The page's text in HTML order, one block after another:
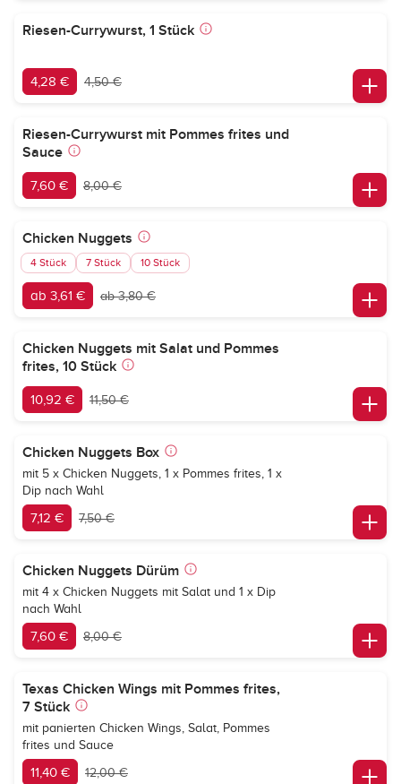
Riesen-Currywurst, 1 Stück
4,28 € 4,50 €
Riesen-Currywurst mit Pommes frites und
Sauce
7,60 € 8,00 €
Chicken Nuggets
4 Stück 7 Stück 10 Stück
ab 3,61 € ab 3,80 €
Chicken Nuggets mit Salat und Pommes
frites, 10 Stück
10,92 € 11,50 €
Chicken Nuggets Box
mit 5 x Chicken Nuggets, 1 x Pommes frites, 1 x
Dip nach Wahl
7,12 € 7,50 €
Chicken Nuggets Dürüm
mit 4 x Chicken Nuggets mit Salat und 1 x Dip
nach Wahl
7,60 € 8,00 €
Texas Chicken Wings mit Pommes frites,
7 Stück
mit panierten Chicken Wings, Salat, Pommes
frites und Sauce
11,40 € 12,00 €